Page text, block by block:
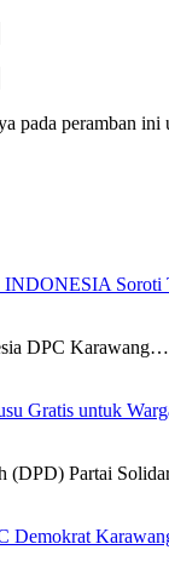
pada peramban
Soroti
DPC Karawang…
Gratis untuk
(DPD) Partai
Demokrat